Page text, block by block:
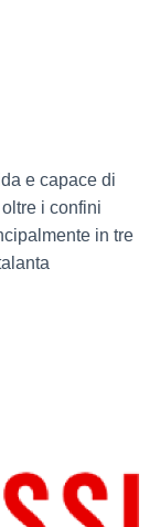
e capace di
i confini
in tre